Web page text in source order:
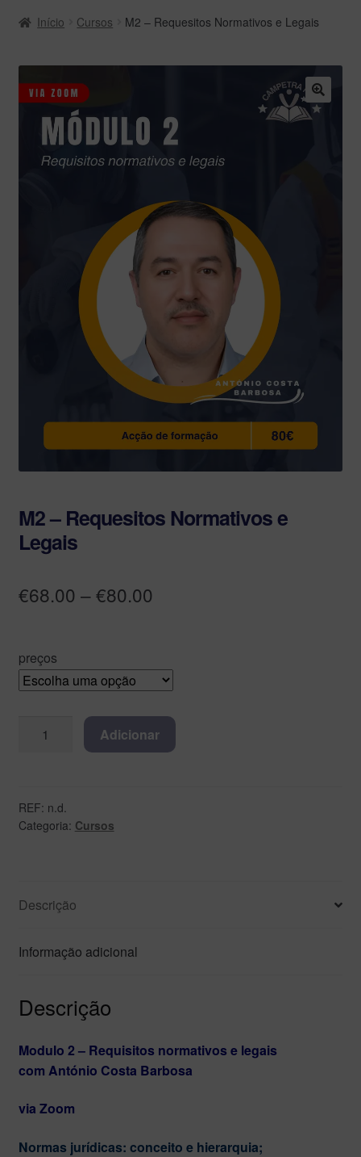
Início Cursos M2 – Requesitos Normativos e Legais
M2 – Requesitos Normativos e
Legais
€68.00 –€80.00
preços
Adicionar
REF: n.d.
Categoria: Cursos
Descrição
Informação adicional
Descrição
Modulo 2 – Requisitos normativos e legais
com António Costa Barbosa
via Zoom
Normas jurídicas: conceito e hierarquia;